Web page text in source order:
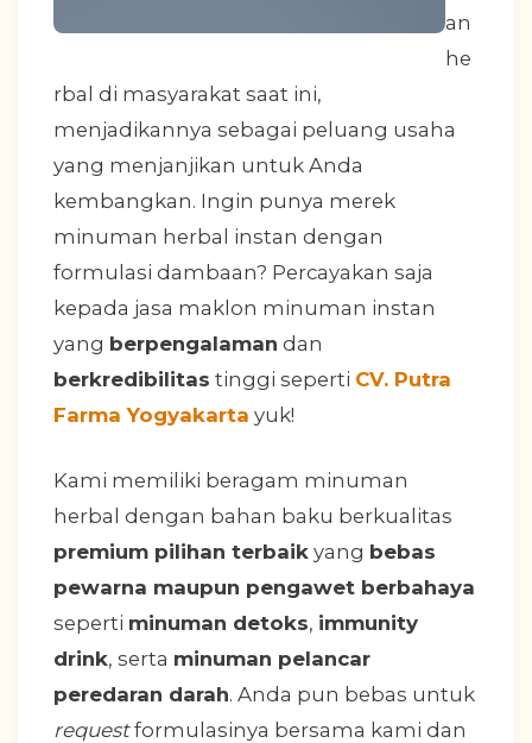
an
he
rbal di masyarakat saat ini,
menjadikannya sebagai peluang usaha
yang menjanjikan untuk Anda
kembangkan. Ingin punya merek
minuman herbal instan dengan
formulasi dambaan? Percayakan saja
kepada jasa maklon minuman instan
yang berpengalaman dan
berkredibilitas tinggi seperti CV. Putra
Farma Yogyakarta yuk!
Kami memiliki beragam minuman
herbal dengan bahan baku berkualitas
premium pilihan terbaik yang bebas
pewarna maupun pengawet berbahaya
seperti minuman detoks, immunity
drink, serta minuman pelancar
peredaran darah. Anda pun bebas untuk
requestformulasinya bersama kami dan